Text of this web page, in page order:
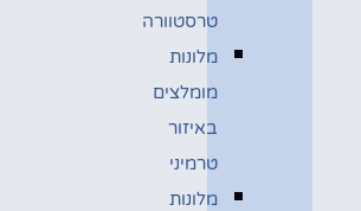
טרסטוורה
מלונות
מומלצים
באיזור
טרמיני
מלונות